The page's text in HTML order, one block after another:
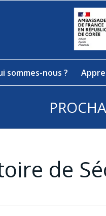
sommes-nous ?
de